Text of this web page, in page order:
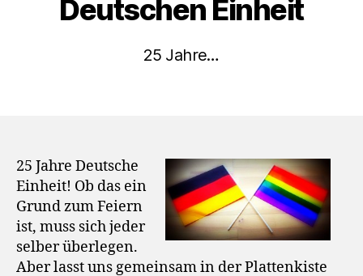
Deutschen Einheit
25 Jahre…
25 Jahre Deutsche
Einheit! Ob das ein
Grund zum Feiern
ist, muss sich jeder
selber überlegen.
Aber lasst uns gemeinsam in der Plattenkiste